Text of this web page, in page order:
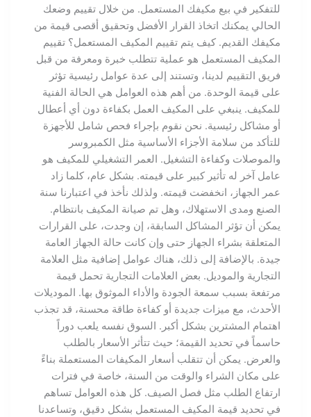
للتفكير في بيع مكيفك المستعمل. من خلال تقييم وضعك
الحالي يمكنك اتخاذ القرار الأفضل وتحقيق أقصى قيمة من
مكيفك القديم. كيف يتم تقييم المكيف المستعمل؟ تقييم
المكيف المستعمل هو عملية تتطلب خبرة ومعرفة من قبل
فريق التقييم لدينا، وتستند إلى عدة عوامل رئيسية تؤثر
على قيمة الوحدة. من أهم هذه العوامل هي الحالة الفنية
للمكيف. ينبغي على المكيف العمل بكفاءة دون أي أعطال
أو مشاكل رئيسية. نحن نقوم بإجراء فحص شامل للأجهزة
للتأكد من سلامة الأجزاء الأساسية مثل الكمبروسر
والموصلات وكفاءة التشغيل. العمر التشغيلي للمكيف هو
عامل آخر له تأثير كبير على قيمته. بشكل عام، كلما زاد
عمر الجهاز، انخفضت قيمته. ولذلك نأخذ في اعتبارنا سنة
الصنع ومدى الاستهلاك، وهل تم صيانة المكيف بانتظام.
يمكن أن تؤثر المشاكل السابقة، إن وجدت، على القرارات
المتعلقة بشراء الجهاز حتى وإن كانت حالة الجهاز العامة
جيدة. بالإضافة إلى ذلك، هناك عوامل إضافية مثل العلامة
التجارية والموديل. بعض العلامات التجارية تحمل قيمة
مرتفعة بسبب سمعة الجودة والأداء الموثوق بها. الموديلات
الأحدث، مع ميزات جديدة أو كفاءة طاقة محسنة، قد تجذب
اهتمام المشترين بشكل أكبر. السوق نفسه يلعب دوراً
حاسماً في تحديد القيمة؛ حيث تتأثر الأسعار بالطلب
والعرض. يمكن أن تتقلب أسعار المكيفات المستعملة بناءً
على مكان الشراء والوقت من السنة، خاصة في فترات
ارتفاع الطلب مثل فصل الصيف. كل هذه العوامل تساهم
في تحديد قيمة المكيف المستعمل بشكل دقيق، وتساعدنا